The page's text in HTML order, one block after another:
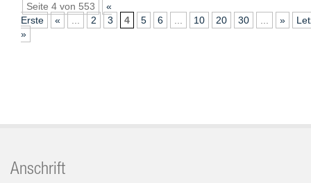
Seite 4 von 553
«
Erste
« 2 3 4 5 6 10 20 30 »
»
Anschrift